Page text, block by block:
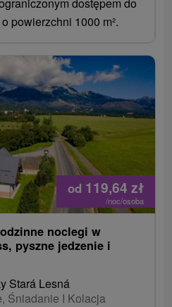
powierzchni 1000 m².
od 119,64 zł
/noc/osoba
noclegi w
pyszne jedzenie i
Stará Lesná
Śniadanie I Kolacja